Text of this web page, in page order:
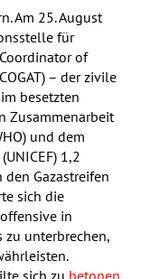
Am 25. August
für
of
COGAT) – der zivile
besetzten
Zusammenarbeit
) und dem
UNICEF) 1,2
Gazastreifen
sich die
in
zu unterbrechen,
sich zu betonen,